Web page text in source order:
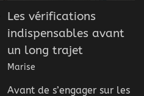
Les vérifications
indispensables avant
un long trajet
Marise
Avant de s’engager sur les